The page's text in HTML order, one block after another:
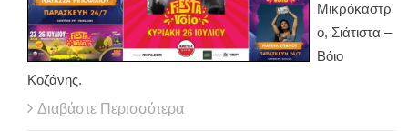
Μικρόκαστρ
ο, Σιάτιστα –
Βόιο
Κοζάνης.
Διαβάστε Περισσότερα